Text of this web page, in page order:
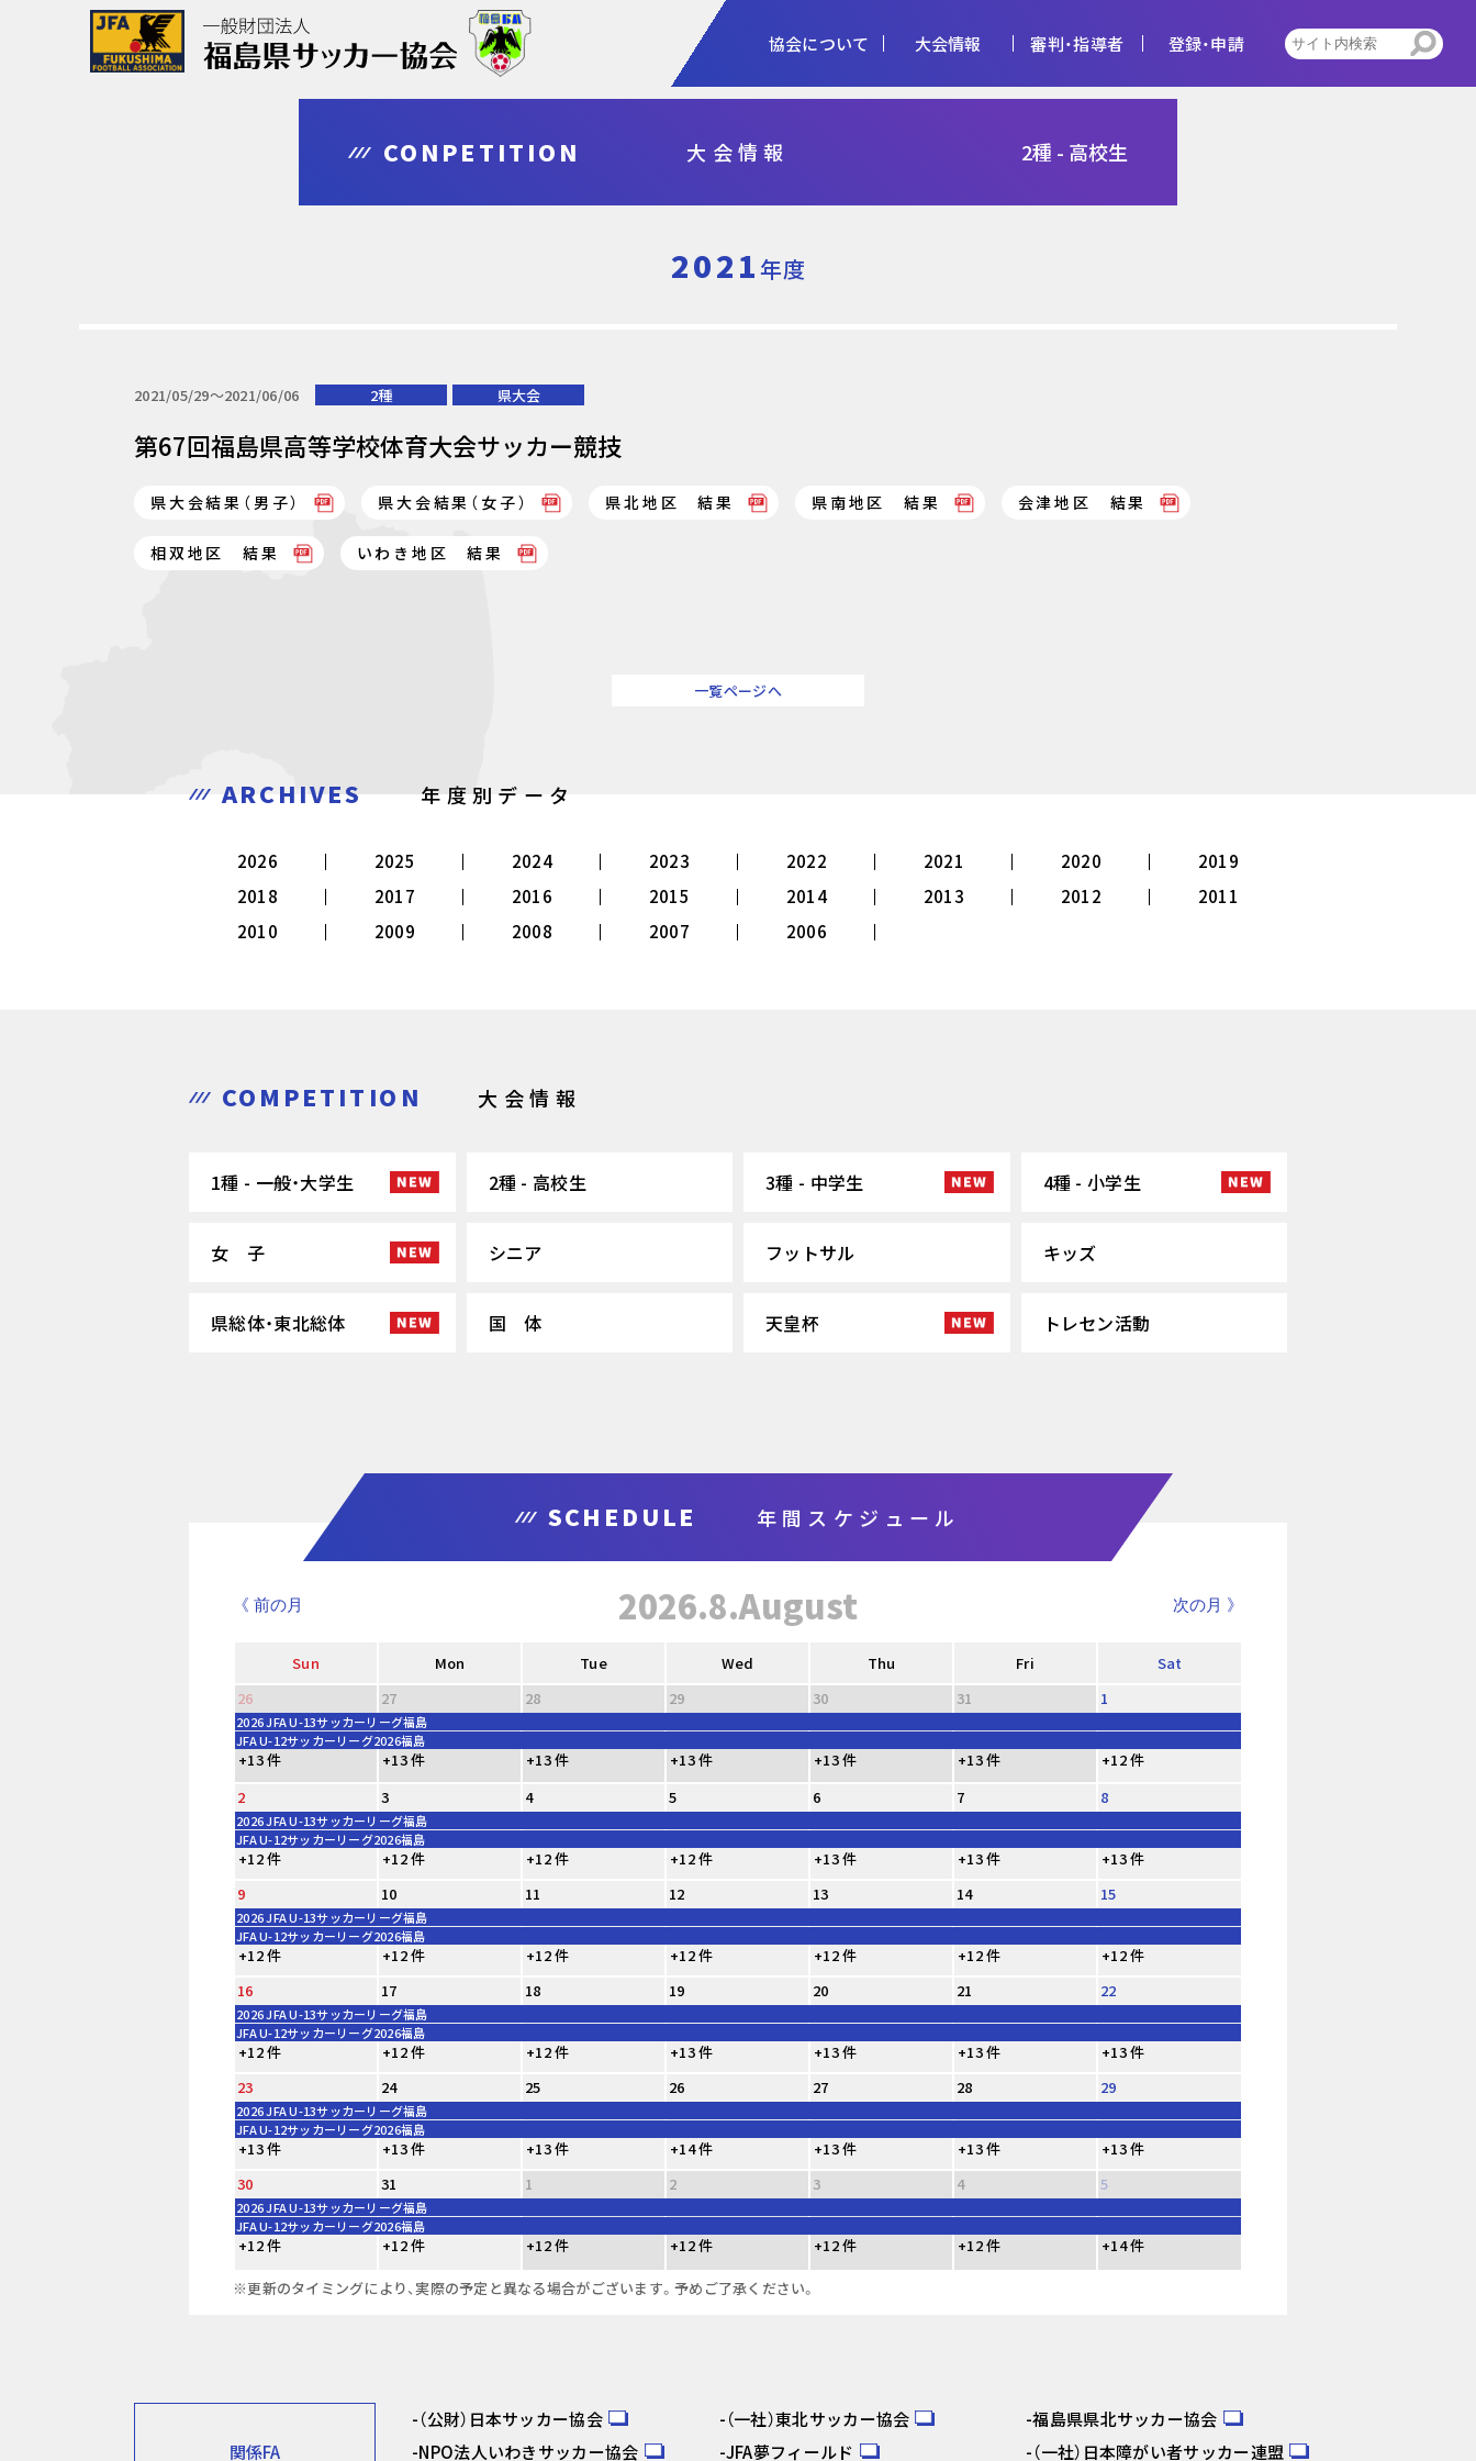
協会について
協会について 協会概要 予算・決算 ビジョン
大会情報
女子
シニア
キッズ
県総体・東北総体
国体 天皇杯 トレセン活動
審判・指導者
審判・指導者 審判 指導者
登録・申請
加盟登録 各種申請
CONPETITION 大会情報 2種 - 高校生
2021年度
2021/05/29〜2021/06/06 2種 県大会
第67回福島県高等学校体育大会サッカー競技
県大会結果（男子） 県大会結果（女子） 県北地区 結果 県南地区 結果 会津地区 結果
相双地区 結果 いわき地区 結果
一覧ページへ
ARCHIVES 年度別データ
2026 2025 2024 2023 2022 2021 2020
2019
2018
2017 2016 2015 2014 2013 2012
2011
2010
2009 2008 2007 2006
COMPETITION 大会情報
1種 - 一般・大学生 2種 - 高校生 3種 - 中学生 4種 - 小学生
女 子 シニア フットサル キッズ
県総体・東北総体 国 体 天皇杯 トレセン活動
SCHEDULE 年間スケジュール
《 前の月 次の月 》
2026.8.August
Sun Mon Tue Wed Thu Fri
Sat
26
27 28 29 30 31 1
2026 JFA U-13サッカーリーグ福島
JFA U-12サッカーリーグ2026福島
+13 件 +13 件 +13 件 +13 件 +13 件 +13 件
+12 件
2
3 4 5 6 7 8
2026 JFA U-13サッカーリーグ福島
JFA U-12サッカーリーグ2026福島
+12 件 +12 件 +12 件 +12 件 +13 件 +13 件
+13 件
9
10 11 12 13 14 15
2026 JFA U-13サッカーリーグ福島
JFA U-12サッカーリーグ2026福島
+12 件 +12 件 +12 件 +12 件 +12 件 +12 件
+12 件
16
17 18 19 20 21 22
2026 JFA U-13サッカーリーグ福島
JFA U-12サッカーリーグ2026福島
+12 件 +12 件 +12 件 +13 件 +13 件 +13 件
+13 件
23
24 25 26 27 28 29
2026 JFA U-13サッカーリーグ福島
JFA U-12サッカーリーグ2026福島
+13 件 +13 件 +13 件 +14 件 +13 件 +13 件
+13 件
30
31 1 2 3 4 5
2026 JFA U-13サッカーリーグ福島
JFA U-12サッカーリーグ2026福島
+12 件 +12 件 +12 件 +12 件 +12 件 +12 件 +14 件
※更新のタイミングにより、実際の予定と異なる場合がございます。予めご了承ください。
関係FA
（公財）日本サッカー協会 （一社）東北サッカー協会
福島県県北サッカー協会
NPO法人いわきサッカー協会
JFA夢フィールド （一社）日本障がい者サッカー連盟